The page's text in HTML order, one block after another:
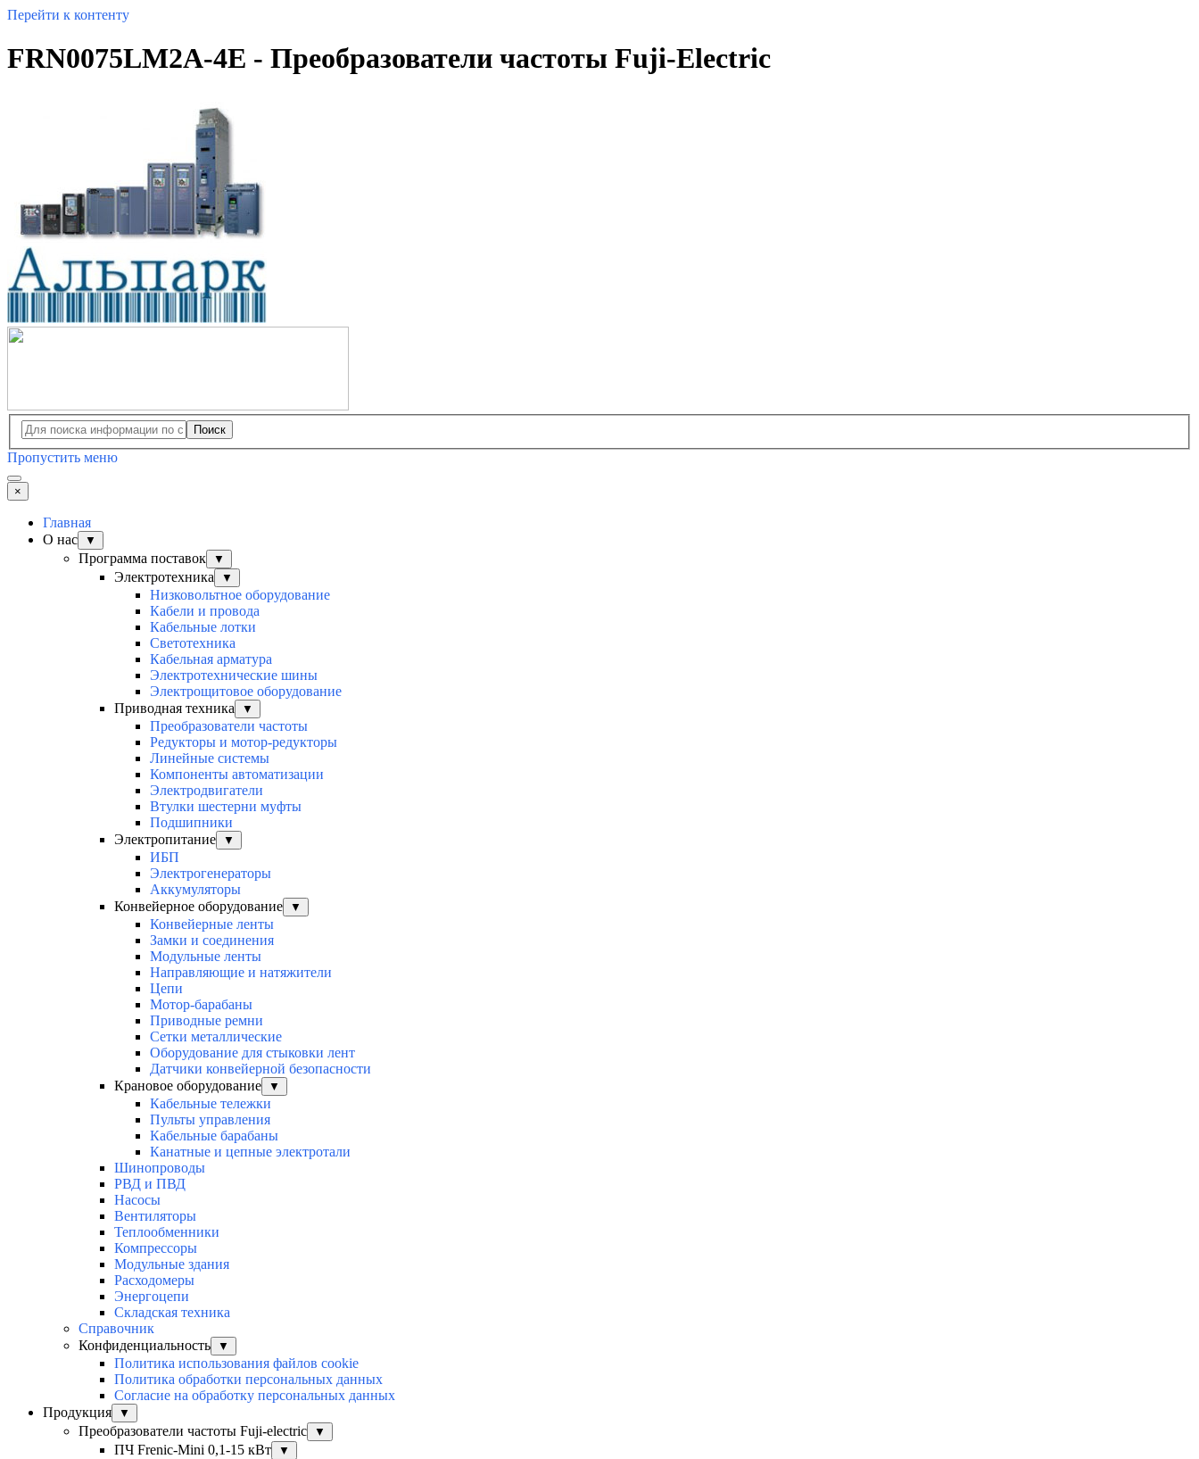
Перейти к контенту
FRN0075LM2A-4E - Преобразователи частоты Fuji-Electric
Поиск
Пропустить меню
×
Главная
О нас
▼
Программа поставок ▼
Электротехника ▼
Низковольтное оборудование
Кабели и провода
Кабельные лотки
Светотехника
Кабельная арматура
Электротехнические шины
Электрощитовое оборудование
Приводная техника
▼
Преобразователи частоты
Редукторы и мотор-редукторы
Линейные системы
Компоненты автоматизации
Электродвигатели
Втулки шестерни муфты
Подшипники
Электропитание
▼
ИБП
Электрогенераторы
Аккумуляторы
Конвейерное оборудование
▼
Конвейерные ленты
Замки и соединения
Модульные ленты
Направляющие и натяжители
Цепи
Мотор-барабаны
Приводные ремни
Сетки металлические
Оборудование для стыковки лент
Датчики конвейерной безопасности
Крановое оборудование
▼
Кабельные тележки
Пульты управления
Кабельные барабаны
Канатные и цепные электротали
Шинопроводы
РВД и ПВД
Насосы
Вентиляторы
Теплообменники
Компрессоры
Модульные здания
Расходомеры
Энергоцепи
Складская техника
Справочник
Конфиденциальность
▼
Политика использования файлов cookie
Политика обработки персональных данных
Согласие на обработку персональных данных
Продукция
▼
Преобразователи частоты Fuji-electric ▼
ПЧ Frenic-Mini 0,1-15 кВт ▼